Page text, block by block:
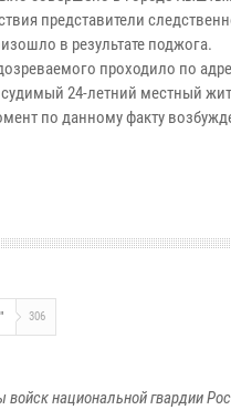
представители
в результате поджога.
проходило по
судимый 24-летний местный
по данному факту
306
национальной гвардии